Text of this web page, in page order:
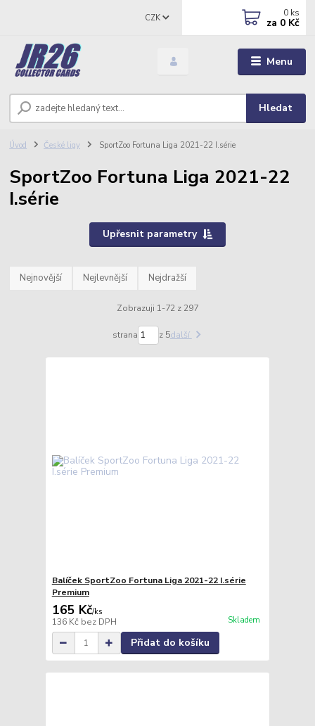
Menu
CZK
Hledat
0 ks
za 0 Kč
Úvod České ligy SportZoo Fortuna Liga 2021-22 I.série
SportZoo Fortuna Liga 2021-22
I.série
Upřesnit parametry
Nejnovější Nejlevnější Nejdražší
Zobrazuji 1-72 z 297
strana z 5další
Balíček SportZoo Fortuna Liga 2021-22 I.série
Premium
165 Kč/ks
136 Kč bez DPH Skladem
Přidat do košíku